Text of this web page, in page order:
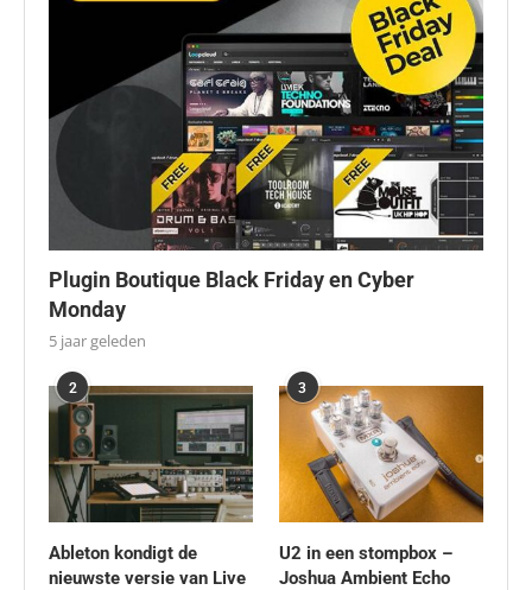
Plugin Boutique Black Friday en Cyber
Monday
5 jaar geleden
2
Ableton kondigt de
nieuwste versie van Live
3
U2 in een stompbox –
Joshua Ambient Echo